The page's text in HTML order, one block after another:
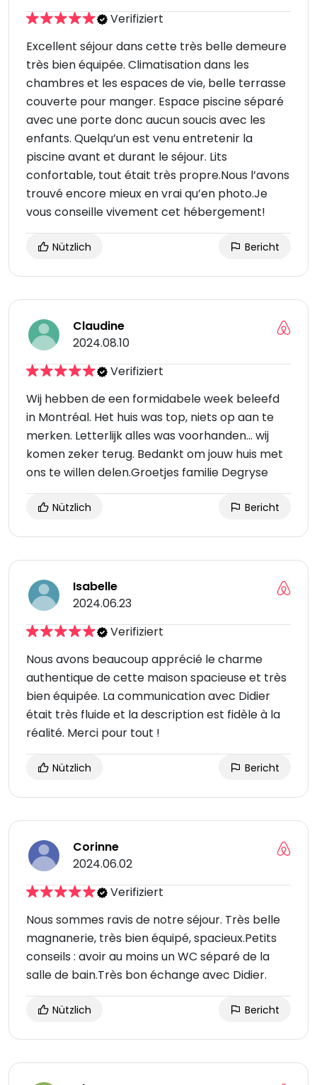
Verifiziert
Excellent séjour dans cette très belle demeure
très bien équipée. Climatisation dans les
chambres et les espaces de vie, belle terrasse
couverte pour manger. Espace piscine séparé
avec une porte donc aucun soucis avec les
enfants. Quelqu’un est venu entretenir la
piscine avant et durant le séjour. Lits
confortable, tout était très propre.Nous l’avons
trouvé encore mieux en vrai qu’en photo.Je
vous conseille vivement cet hébergement!
Nützlich Bericht
Claudine
2024.08.10
Verifiziert
Wij hebben de een formidabele week beleefd
in Montréal. Het huis was top, niets op aan te
merken. Letterlijk alles was voorhanden… wij
komen zeker terug. Bedankt om jouw huis met
ons te willen delen.Groetjes familie Degryse
Nützlich Bericht
Isabelle
2024.06.23
Verifiziert
Nous avons beaucoup apprécié le charme
authentique de cette maison spacieuse et très
bien équipée. La communication avec Didier
était très fluide et la description est fidèle à la
réalité. Merci pour tout !
Nützlich Bericht
Corinne
2024.06.02
Verifiziert
Nous sommes ravis de notre séjour. Très belle
magnanerie, très bien équipé, spacieux.Petits
conseils : avoir au moins un WC séparé de la
salle de bain.Très bon échange avec Didier.
Nützlich Bericht